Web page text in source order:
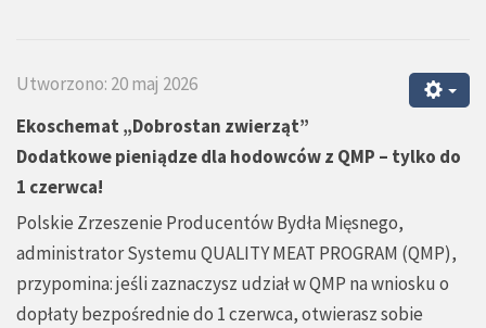
Utworzono: 20 maj 2026
Ekoschemat „Dobrostan zwierząt”
Dodatkowe pieniądze dla hodowców z QMP – tylko do
1 czerwca!
Polskie Zrzeszenie Producentów Bydła Mięsnego,
administrator Systemu QUALITY MEAT PROGRAM (QMP),
przypomina: jeśli zaznaczysz udział w QMP na wniosku o
dopłaty bezpośrednie do 1 czerwca, otwierasz sobie